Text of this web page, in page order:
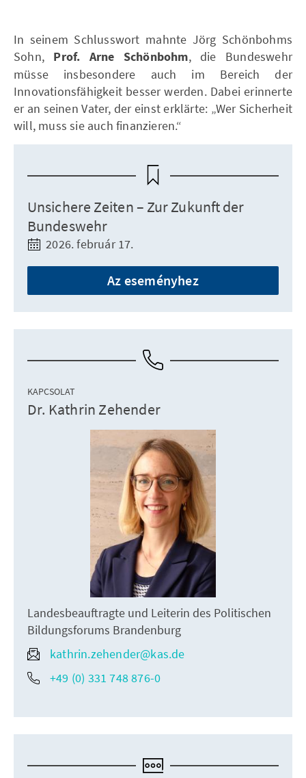
In seinem Schlusswort mahnte Jörg Schönbohms
Sohn, Prof. Arne Schönbohm, die Bundeswehr
müsse insbesondere auch im Bereich der
Innovationsfähigkeit besser werden. Dabei erinnerte
er an seinen Vater, der einst erklärte: „Wer Sicherheit
will, muss sie auch finanzieren.“
Unsichere Zeiten – Zur Zukunft der
Bundeswehr
2026. február 17.
Az eseményhez
KAPCSOLAT
Dr. Kathrin Zehender
Landesbeauftragte und Leiterin des Politischen
Bildungsforums Brandenburg
kathrin.zehender@kas.de
+49 (0) 331 748 876-0